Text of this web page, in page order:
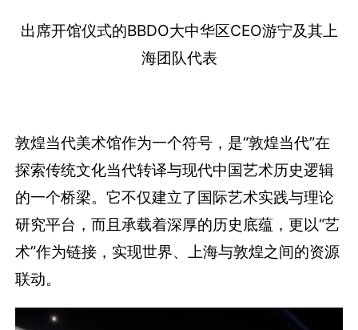
出席开馆仪式的BBDO大中华区CEO游宁及其上
海团队代表
敦煌当代美术馆作为一个符号，是“敦煌当代”在
探索传统文化当代转译与现代中国艺术历史逻辑
的一个桥梁。它不仅建立了国际艺术实践与理论
研究平台，而且承载着深厚的历史底蕴，更以“艺
术”作为链接，实现世界、上海与敦煌之间的资源
联动。